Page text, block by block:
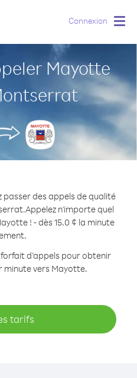
Connexion
Mayotte
passer des appels de qualité
Appelez n'importe quel
! - dès 15.0 ¢ la minute
d’appels pour obtenir
minute vers Mayotte.
tarifs